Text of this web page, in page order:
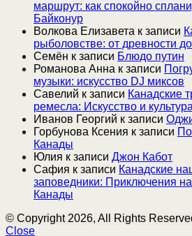
маршрут: как спокойно
Байконур
Волкова Елизавета к записи
рыболовстве: от древности
Семён к записи Блюдо путин
Романова Анна к записи
музыки: искусство DJ миксов
Савелий к записи Канадские
ремесла: Искусство и культура
Иванов Георгий к записи
Горбунова Ксения к записи
Канады
Юлия к записи Джон Кабот
Сафия к записи Канадские
заповедники: Приключения
Канады
© Copyright 2026, All Rights
Close